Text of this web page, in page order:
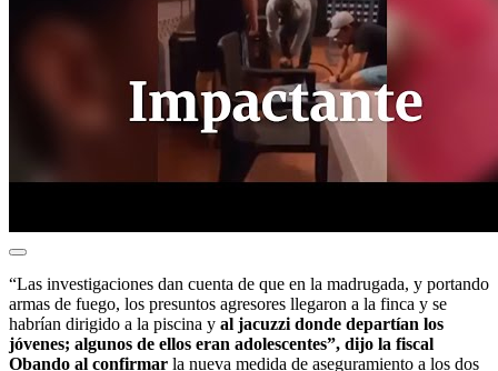
“Las investigaciones dan cuenta de que en la madrugada, y portando
armas de fuego, los presuntos agresores llegaron a la finca y se
habrían dirigido a la piscina y al jacuzzi donde departían los
jóvenes; algunos de ellos eran adolescentes”, dijo la fiscal
Obando al confirmar la nueva medida de aseguramiento a los dos